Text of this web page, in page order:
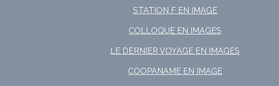
STATION F EN IMAGE
COLLOQUE EN IMAGES
LE DERNIER VOYAGE EN IMAGES
COOPANAME EN IMAGE